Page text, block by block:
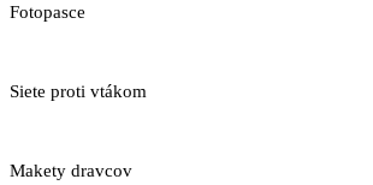
Fotopasce
Siete proti vtákom
Makety dravcov